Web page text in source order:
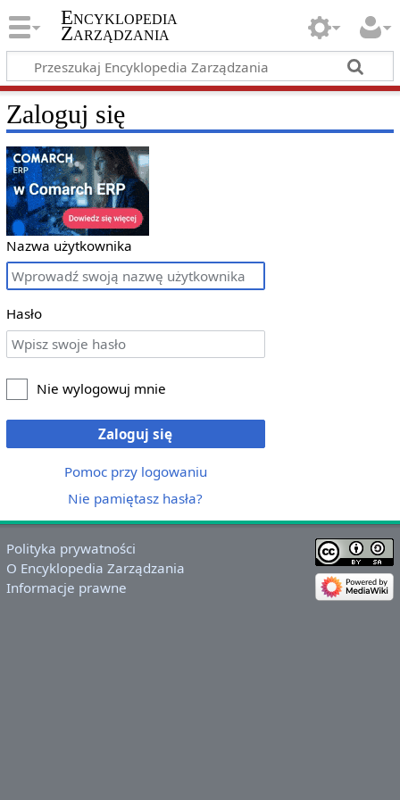
Encyklopedia
Zarządzania
Zaloguj się
Nazwa użytkownika
Hasło
Nie wylogowuj mnie
Zaloguj się
Pomoc przy logowaniu
Nie pamiętasz hasła?
Polityka prywatności
O Encyklopedia Zarządzania
Informacje prawne